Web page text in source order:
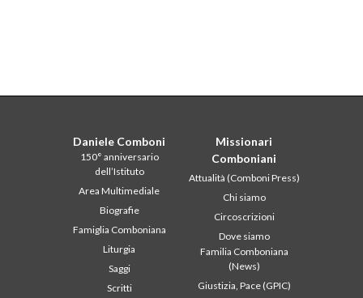
Daniele Comboni
150° anniversario
dell’Istituto
Area Multimediale
Biografie
Famiglia Comboniana
Liturgia
Saggi
Scritti
Missionari
Comboniani
Attualità (Comboni Press)
Chi siamo
Circoscrizioni
Dove siamo
Familia Comboniana
(News)
Giustizia, Pace (GPIC)